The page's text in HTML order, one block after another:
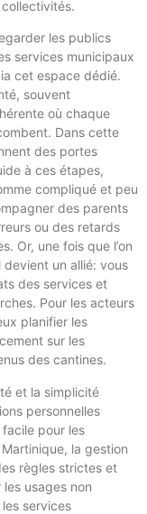
les publics
services municipaux
cet espace dédié.
souvent
où chaque
Dans cette
des portes
à ces étapes,
compliqué et peu
des parents
ou des retards
Or, une fois que l’on
un allié: vous
des services et
Pour les acteurs
planifier les
sur les
des cantines.
et la simplicité
personnelles
pour les
la gestion
règles strictes et
usages non
services